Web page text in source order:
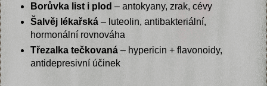
Borůvka list i plod – antokyany, zrak, cévy
Šalvěj lékařská– luteolin, antibakteriální,
hormonální rovnováha
Třezalka tečkovaná– hypericin + flavonoidy,
antidepresivní účinek